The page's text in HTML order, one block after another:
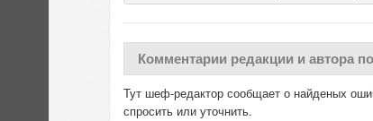
Комментарии редакции и автора
Тут шеф-редактор сообщает о найденых
спросить или уточнить.